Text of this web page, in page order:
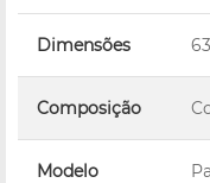
Dimensões
Composição
Modelo